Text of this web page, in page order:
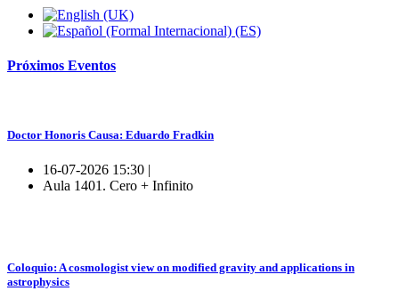
Próximos Eventos
Doctor Honoris Causa: Eduardo Fradkin
16-07-2026 15:30 |
Aula 1401. Cero + Infinito
Coloquio: A cosmologist view on modified gravity and applications in
astrophysics